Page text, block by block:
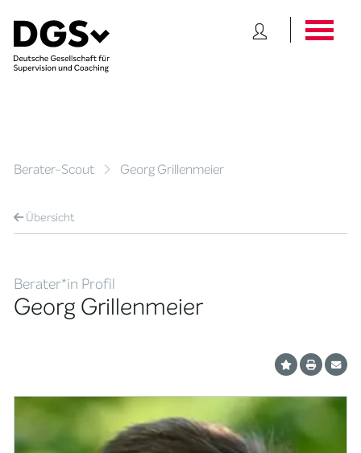
Berater-Scout Georg Grillenmeier
Übersicht
Berater*in Profil
Georg Grillenmeier